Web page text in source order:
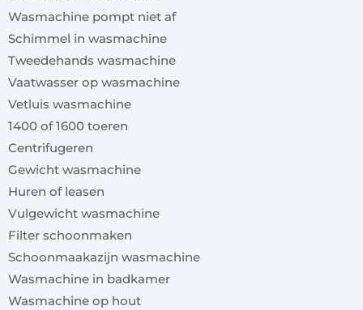
Wasmachine pompt niet af
Schimmel in wasmachine
Tweedehands wasmachine
Vaatwasser op wasmachine
Vetluis wasmachine
1400 of 1600 toeren
Centrifugeren
Gewicht wasmachine
Huren of leasen
Vulgewicht wasmachine
Filter schoonmaken
Schoonmaakazijn wasmachine
Wasmachine in badkamer
Wasmachine op hout